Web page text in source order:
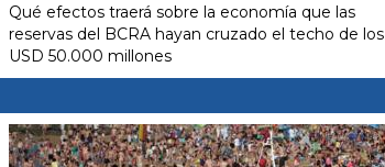
Qué efectos traerá sobre la economía que las
reservas del BCRA hayan cruzado el techo de los
USD 50.000 millones